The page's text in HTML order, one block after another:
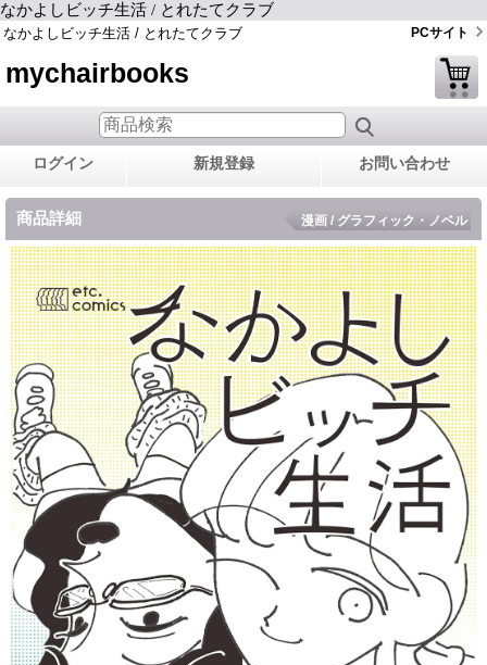
なかよしビッチ生活 / とれたてクラブ
なかよしビッチ生活 / とれたてクラブ PCサイト
mychairbooks
ログイン 新規登録 お問い合わせ
商品詳細 漫画 / グラフィック・ノベル